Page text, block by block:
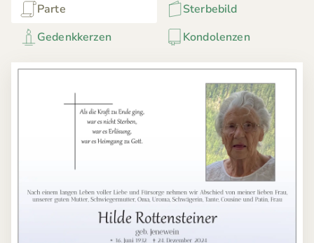
Parte
Sterbebild
Gedenkkerzen
Kondolenzen